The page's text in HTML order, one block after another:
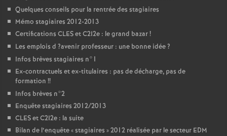
Quelques conseils pour la rentrée des stagiaires
Mémo stagiaires 2012-2013
Certifications CLESet C2I2e : le grand bazar!
Les emplois d ?avenir professeur : une bonne idée?
Infos brèves stagiaires n°1
Ex-contractuels et ex-titulaires : pas de décharge, pas de
formation !!
Infos brèves n°2
Enquête stagiaires 2012/2013
CLESet C2I2e : la suite
Bilan de l’enquête «stagiaires » 2012 réalisée par le secteur EDM